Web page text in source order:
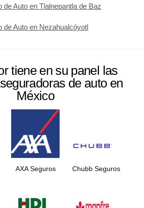
de Auto en Tlalnepantla de Baz
de Auto en Nezahualcóyotl
tiene en su panel las
de auto en
México
AXA Seguros Chubb Seguros